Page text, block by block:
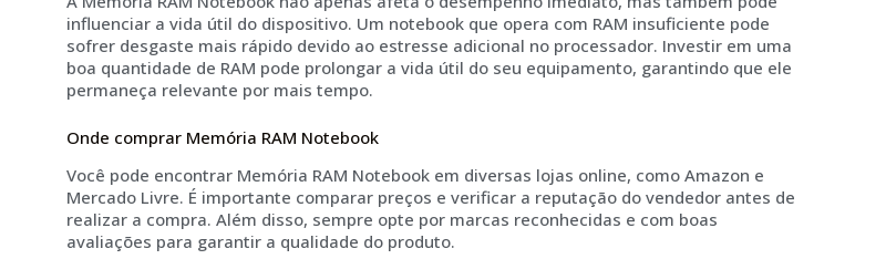
influenciar a vida útil do dispositivo. Um notebook que opera com RAM insuficiente pode
sofrer desgaste mais rápido devido ao estresse adicional no processador. Investir em uma
boa quantidade de RAM pode prolongar a vida útil do seu equipamento, garantindo que ele
permaneça relevante por mais tempo.
Onde comprar Memória RAM Notebook
Você pode encontrar Memória RAM Notebook em diversas lojas online, como Amazon e
Mercado Livre. É importante comparar preços e verificar a reputação do vendedor antes de
realizar a compra. Além disso, sempre opte por marcas reconhecidas e com boas
avaliações para garantir a qualidade do produto.